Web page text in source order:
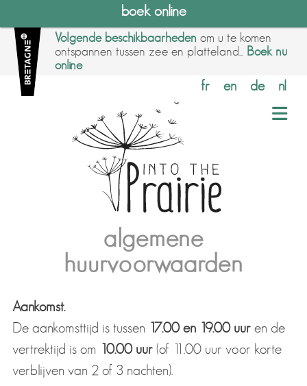
boek online
Volgende beschikbaarheden om u te komen
ontspannen tussen zee en platteland...
Boek nu
online
fr en de nl
algemene
huurvoorwaarden
Aankomst.
De aankomsttijd is tussen 17.00 en 19.00 uuren de
vertrektijd is om 10.00 uur(of 11.00 uur voor korte
verblijven van 2 of 3 nachten).